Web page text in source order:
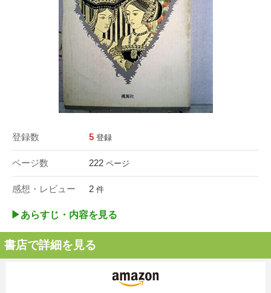
登録数 5 登録
ページ数 222 ページ
感想・レビュー 2 件
▶︎あらすじ・内容を見る
書店で詳細を見る